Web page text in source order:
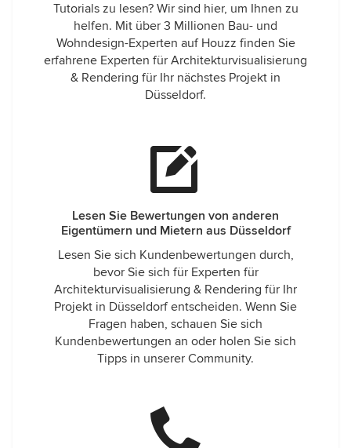
Tutorials zu lesen? Wir sind hier, um Ihnen zu
helfen. Mit über 3 Millionen Bau- und
Wohndesign-Experten auf Houzz finden Sie
erfahrene Experten für Architekturvisualisierung
& Rendering für Ihr nächstes Projekt in
Düsseldorf.
Lesen Sie Bewertungen von anderen
Eigentümern und Mietern aus Düsseldorf
Lesen Sie sich Kundenbewertungen durch,
bevor Sie sich für Experten für
Architekturvisualisierung & Rendering für Ihr
Projekt in Düsseldorf entscheiden. Wenn Sie
Fragen haben, schauen Sie sich
Kundenbewertungen an oder holen Sie sich
Tipps in unserer Community.